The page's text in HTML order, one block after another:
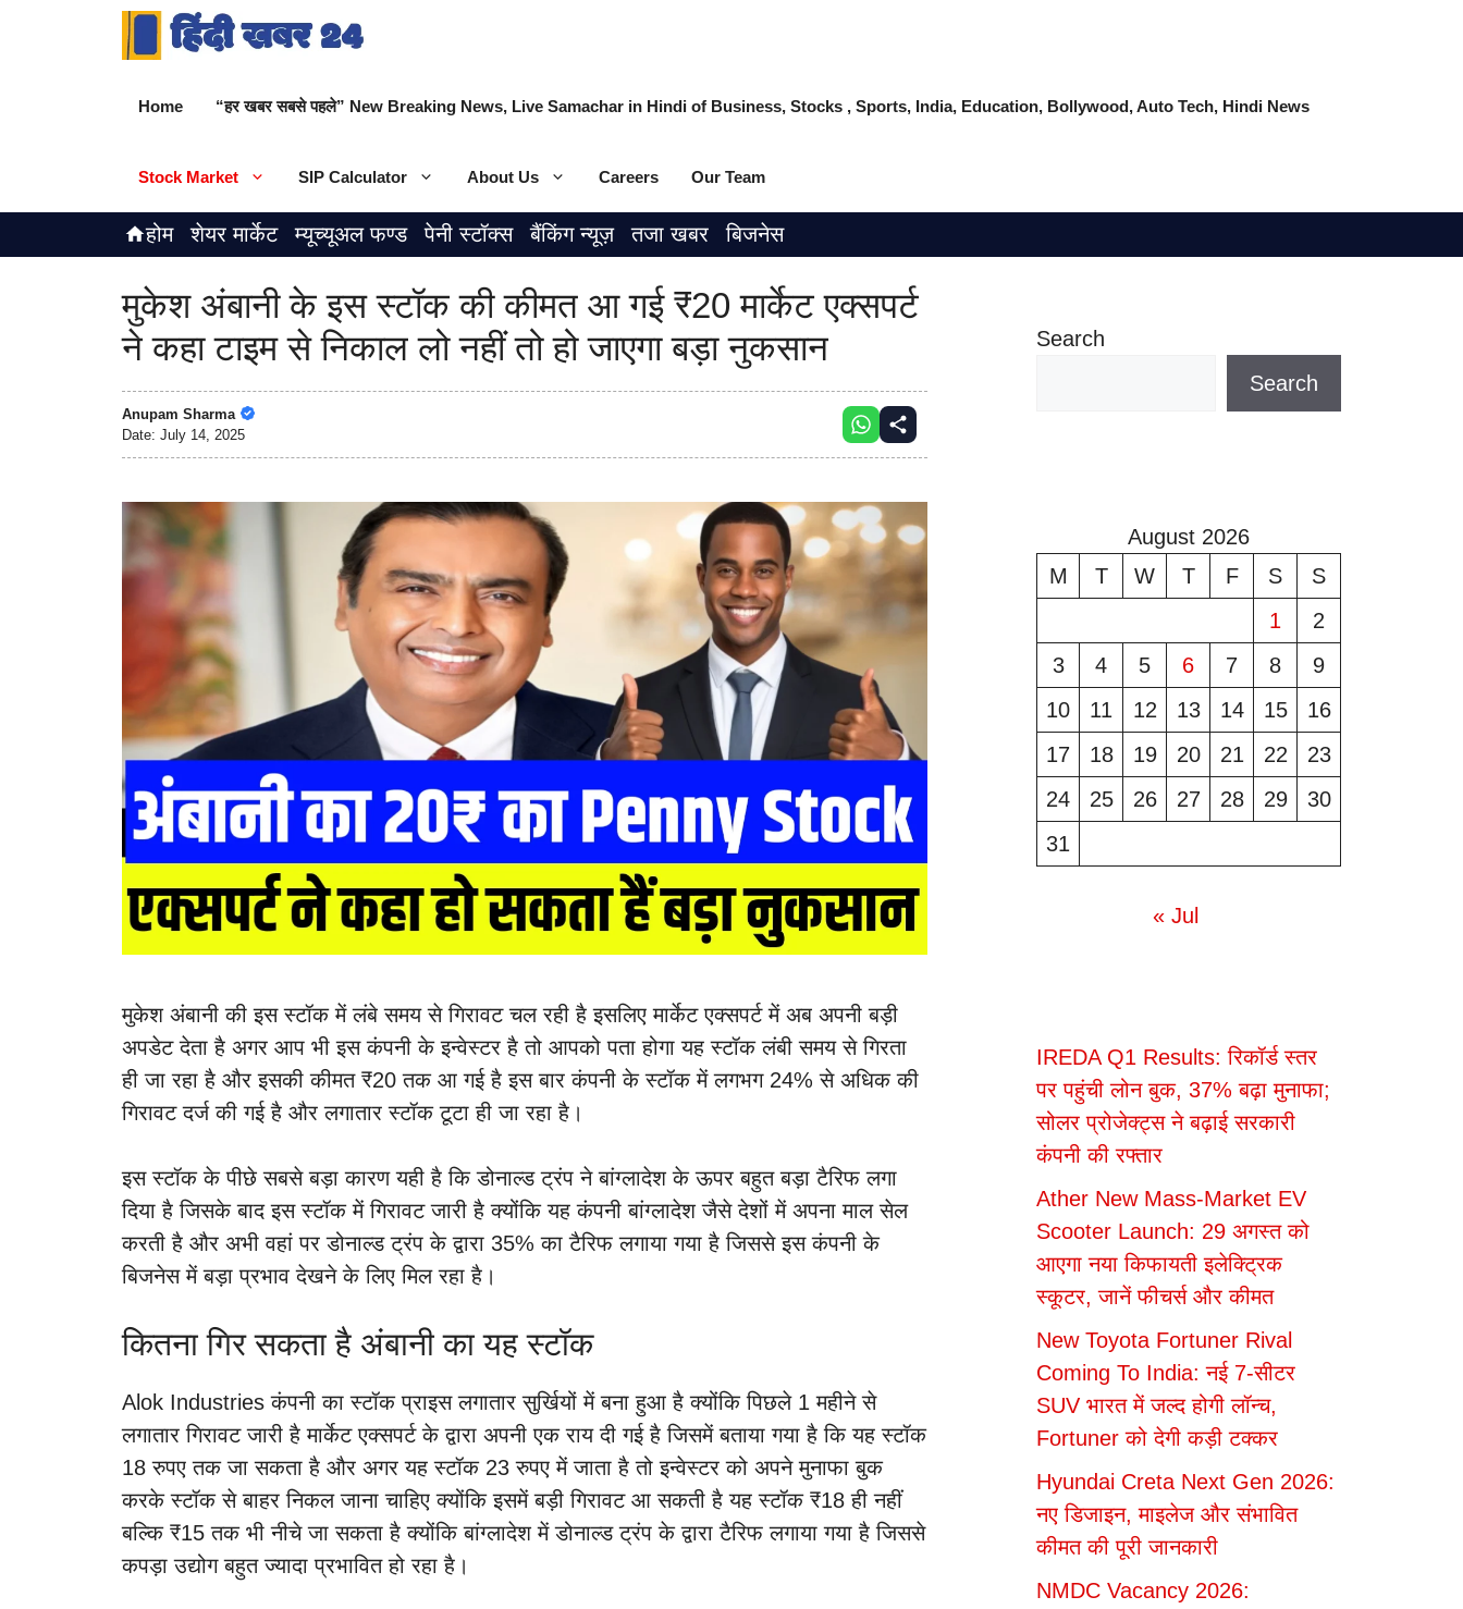
Home “हर खबर सबसे पहले” New Breaking News, Live Samachar in Hindi of Business, Stocks , Sports, India, Education, Bollywood, Auto Tech, Hindi News
Stock Market SIP Calculator About Us Careers Our Team
होम शेयर मार्केट म्यूच्यूअल फण्ड पेनी स्टॉक्स बैंकिंग न्यूज़ तजा खबर बिजनेस
मुकेश अंबानी के इस स्टॉक की कीमत आ गई ₹20 मार्केट एक्सपर्ट
ने कहा टाइम से निकाल लो नहीं तो हो जाएगा बड़ा नुकसान
Anupam Sharma
Date: July 14, 2025
मुकेश अंबानी की इस स्टॉक में लंबे समय से गिरावट चल रही है इसलिए मार्केट एक्सपर्ट में अब अपनी बड़ी
अपडेट देता है अगर आप भी इस कंपनी के इन्वेस्टर है तो आपको पता होगा यह स्टॉक लंबी समय से गिरता
ही जा रहा है और इसकी कीमत ₹20 तक आ गई है इस बार कंपनी के स्टॉक में लगभग 24% से अधिक की
गिरावट दर्ज की गई है और लगातार स्टॉक टूटा ही जा रहा है।
इस स्टॉक के पीछे सबसे बड़ा कारण यही है कि डोनाल्ड ट्रंप ने बांग्लादेश के ऊपर बहुत बड़ा टैरिफ लगा
दिया है जिसके बाद इस स्टॉक में गिरावट जारी है क्योंकि यह कंपनी बांग्लादेश जैसे देशों में अपना माल सेल
करती है और अभी वहां पर डोनाल्ड ट्रंप के द्वारा 35% का टैरिफ लगाया गया है जिससे इस कंपनी के
बिजनेस में बड़ा प्रभाव देखने के लिए मिल रहा है।
कितना गिर सकता है अंबानी का यह स्टॉक
Alok Industries कंपनी का स्टॉक प्राइस लगातार सुर्खियों में बना हुआ है क्योंकि पिछले 1 महीने से
लगातार गिरावट जारी है मार्केट एक्सपर्ट के द्वारा अपनी एक राय दी गई है जिसमें बताया गया है कि यह स्टॉक
18 रुपए तक जा सकता है और अगर यह स्टॉक 23 रुपए में जाता है तो इन्वेस्टर को अपने मुनाफा बुक
करके स्टॉक से बाहर निकल जाना चाहिए क्योंकि इसमें बड़ी गिरावट आ सकती है यह स्टॉक ₹18 ही नहीं
बल्कि ₹15 तक भी नीचे जा सकता है क्योंकि बांग्लादेश में डोनाल्ड ट्रंप के द्वारा टैरिफ लगाया गया है जिससे
कपड़ा उद्योग बहुत ज्यादा प्रभावित हो रहा है।
Search
Search
August 2026
M
T W T F S
S
1
2
3
4 5 6 7 8
9
10
11 12 13 14 15
16
17
18 19 20 21 22
23
24
25 26 27 28 29
30
31
« Jul
IREDA Q1 Results: रिकॉर्ड स्तर
पर पहुंची लोन बुक, 37% बढ़ा मुनाफा;
सोलर प्रोजेक्ट्स ने बढ़ाई सरकारी
कंपनी की रफ्तार
Ather New Mass-Market EV
Scooter Launch: 29 अगस्त को
आएगा नया किफायती इलेक्ट्रिक
स्कूटर, जानें फीचर्स और कीमत
New Toyota Fortuner Rival
Coming To India: नई 7-सीटर
SUV भारत में जल्द होगी लॉन्च,
Fortuner को देगी कड़ी टक्कर
Hyundai Creta Next Gen 2026:
नए डिजाइन, माइलेज और संभावित
कीमत की पूरी जानकारी
NMDC Vacancy 2026: